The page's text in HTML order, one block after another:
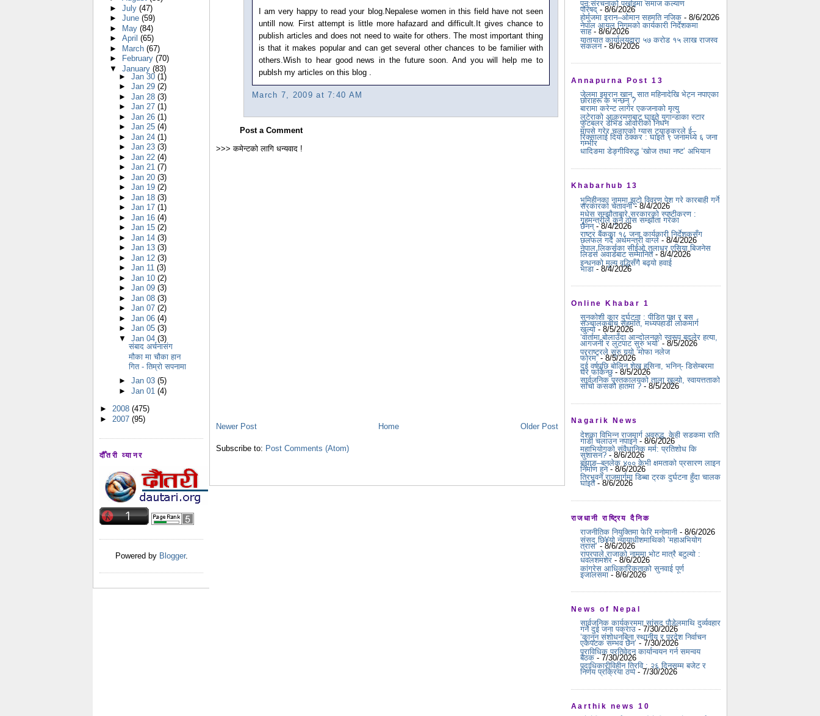
► July (47)
► June (59)
► May (84)
► April (65)
► March (67)
►
February (70)
▼ January (83)
►Jan 30(1)
►Jan 29(2)
►Jan 28(3)
►Jan 27(1)
►Jan 26(1)
►Jan 25(4)
►Jan 24(1)
►Jan 23(3)
►Jan 22(4)
►Jan 21(7)
►Jan 20(3)
►Jan 19(2)
►Jan 18(3)
►Jan 17(1)
►Jan 16(4)
►Jan 15(2)
►Jan 14(3)
►Jan 13(3)
►Jan 12(3)
►Jan 11(3)
►Jan 10(2)
►Jan 09(3)
►Jan 08(3)
►Jan 07(2)
►Jan 06(4)
►Jan 05(3)
▼Jan 04(3)
संबाद अर्चनासंग
मौका मा चौका हान
गित - तिम्रो सपनामा
►Jan 03(5)
►Jan 01(4)
► 2008 (475)
► 2007 (95)
दौँतरी व्यानर
Powered by Blogger.
I am very happy to read your blog.Nepalese women in this field have not seen
untill now. First attempt is little more hafazard and difficult.It gives chance to
publish articles and does not need to waite for others. The most important thing
is that it makes popular and can get several other chances to be familier with
others.Wish to hear good news in the future soon. And you will help me to
publsh my articles on this blog .
March 7, 2009 at 7:40 AM
Post a Comment
>>> कमेन्टको लागि धन्यवाद !
Newer Post Older Post
Home
Subscribe to: Post Comments (Atom)
पुन:संरचनाको पर्खाइमा समाज कल्याण
परिषद् - 8/6/2026
होर्मुजमा इरान–ओमान सहमति नजिक - 8/6/2026
नेपाल आयल निगमको कार्यकारी निर्देशकमा
साह- 8/6/2026
यातायात कार्यालयद्वारा ५७ करोड १५ लाख राजस्व
संकलन- 8/6/2026
Annapurna Post 13
जेलमा इमरान खान, सात महिनादेखि भेट्न नपाएका
छोराहरू के भन्छन् ?
बारामा करेन्ट लागेर एकजनाको मृत्यु
लुटेराको आक्रमणबाट घाइते युगान्डाका स्टार
फुटबलर डेभिड ओवोरीको निधन
मापसे गरेर चलाएको ग्यास ट्याङ्करले ई–
रिक्सालाई दियो ठक्कर : घाइते ९ जनामध्ये ६ जना
गम्भीर
धादिङमा डेङ्गीविरुद्ध ‘खोज तथा नष्ट’ अभियान
Khabarhub 13
भूमिहीनका नाममा झूटो विवरण पेश गरे कारबाही गर्ने
सरकारको चेतावनी- 8/4/2026
मधेस सम्झौताबारे सरकारको स्पष्टीकरण :
गृहमन्त्रीले कुनै ठोस सम्झौता गरेका
छैनन्- 8/4/2026
राष्ट्र बैंकका १८ जना कार्यकारी निर्देशकसँग
छलफल गर्दै अर्थमन्त्री वाग्ले - 8/4/2026
नेपाल लिकर्सका सीईओ तुलाधर एसिया बिजनेस
लिडर्स अवार्डबाट सम्मानित- 8/4/2026
इन्धनको मूल्य वृद्धिसँगै बढ्यो हवाई
भाडा- 8/4/2026
Online Khabar 1
सुनकोशी कार दुर्घटना : पीडित पक्ष र बस
सञ्चालकबीच सहमति, मध्यपहाडी लोकमार्ग
खुल्यो - 8/5/2026
‘वार्तामा बोलाउँदा आन्दोलनको स्वरूप बदलेर हत्या,
आगजनी र लुटपाट सुरु भयो’ - 8/5/2026
परराष्ट्रले सुरु गर्‍यो ‘मोफा नलेज
फोरम’- 8/5/2026
दुई वर्षपछि बोलिन शेख हसिना, भनिन्- डिसेम्बरमा
घर फर्किन्छु- 8/5/2026
सार्वजनिक पुस्तकालयको ताला खुल्यो, स्वायत्तताको
साँचो कसको हातमा ? - 8/5/2026
Nagarik News
देशका विभिन्न राजमार्ग अवरुद्ध, केही सडकमा राति
गाडी चलाउन नपाइने- 8/6/2026
महाभियोगको संवैधानिक मर्म: प्रतिशोध कि
सुशासन? - 8/6/2026
बझाङ–बनलेक ४०० केभी क्षमताको प्रसारण लाइन
निर्माण हुने- 8/6/2026
त्रिभुवन राजमार्गमा डिब्बा ट्रक दुर्घटना हुँदा चालक
घाइते- 8/6/2026
राजधानी राष्ट्रिय दैनिक
राजनीतिक नियुक्तिमा फेरि मनोमानी - 8/6/2026
संसद् छि¥यो न्यायाधीशमाथिको ‘महाअभियोग
त्रास’ - 8/6/2026
राप्रपाले राजाको नाममा भोट मात्रै बटुल्यो :
धवलशमशेर - 8/6/2026
कांग्रेस आधिकारिकताको सुनवाई पूर्ण
इजालसमा- 8/6/2026
News of Nepal
सार्वजनिक कार्यक्रममा सांसद पौडेलमाथि दुर्व्यवहार
गर्ने दुई जना पक्राउ - 7/30/2026
‘कानुन संशोधनबिना स्थानीय र प्रदेश निर्वाचन
एकैपटक सम्भव छैन’ - 7/30/2026
प्राविधिक प्रतिवेदन कार्यान्वयन गर्न समन्वय
बैठक- 7/30/2026
पदाधिकारीविहीन त्रिवि : २६ दिनसम्म बजेट र
निर्णय प्रक्रिया ठप्प- 7/30/2026
Aarthik news 10